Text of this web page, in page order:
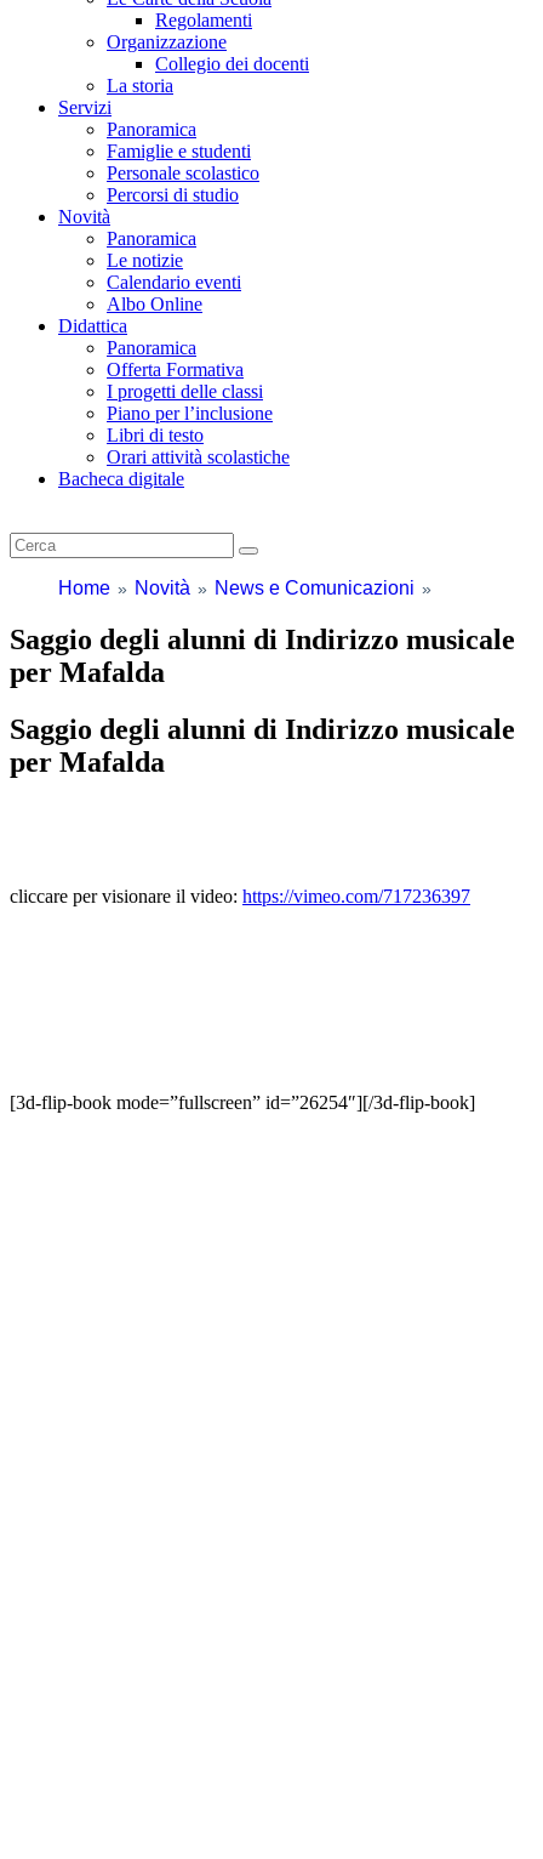
Regolamenti
Organizzazione
Collegio dei docenti
La storia
Servizi
Panoramica
Famiglie e studenti
Personale scolastico
Percorsi di studio
Novità
Panoramica
Le notizie
Calendario eventi
Albo Online
Didattica
Panoramica
Offerta Formativa
I progetti delle classi
Piano per l’inclusione
Libri di testo
Orari attività scolastiche
Bacheca digitale
Home Novità News e Comunicazioni
Saggio degli alunni di Indirizzo musicale
per Mafalda
Saggio degli alunni di Indirizzo musicale
per Mafalda
cliccare per visionare il video: https://vimeo.com/717236397
[3d-flip-book mode=”fullscreen” id=”26254″][/3d-flip-book]